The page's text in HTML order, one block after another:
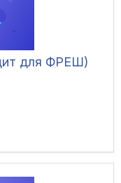
для ФРЕШ)